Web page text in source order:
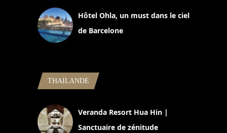
Hôtel Ohla, un must dans le ciel
de Barcelone
THAILANDE
Veranda Resort Hua Hin |
Sanctuaire de zénitude